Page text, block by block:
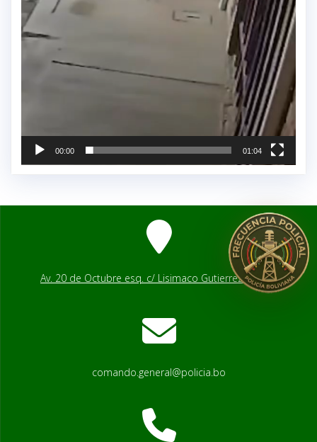
00:00 01:04
Av. 20 de Octubre esq. c/ Lisimaco Gutierrez # 2541
comando.general@policia.bo